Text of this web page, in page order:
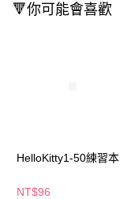
🔻你可能會喜歡
HelloKitty1-50練習本
NT$96